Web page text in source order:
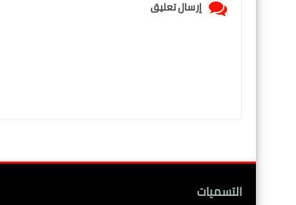
إرسال تعليق
التسميات